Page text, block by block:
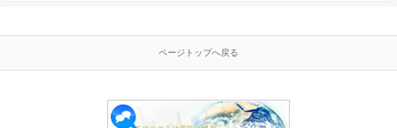
ページトップへ戻る